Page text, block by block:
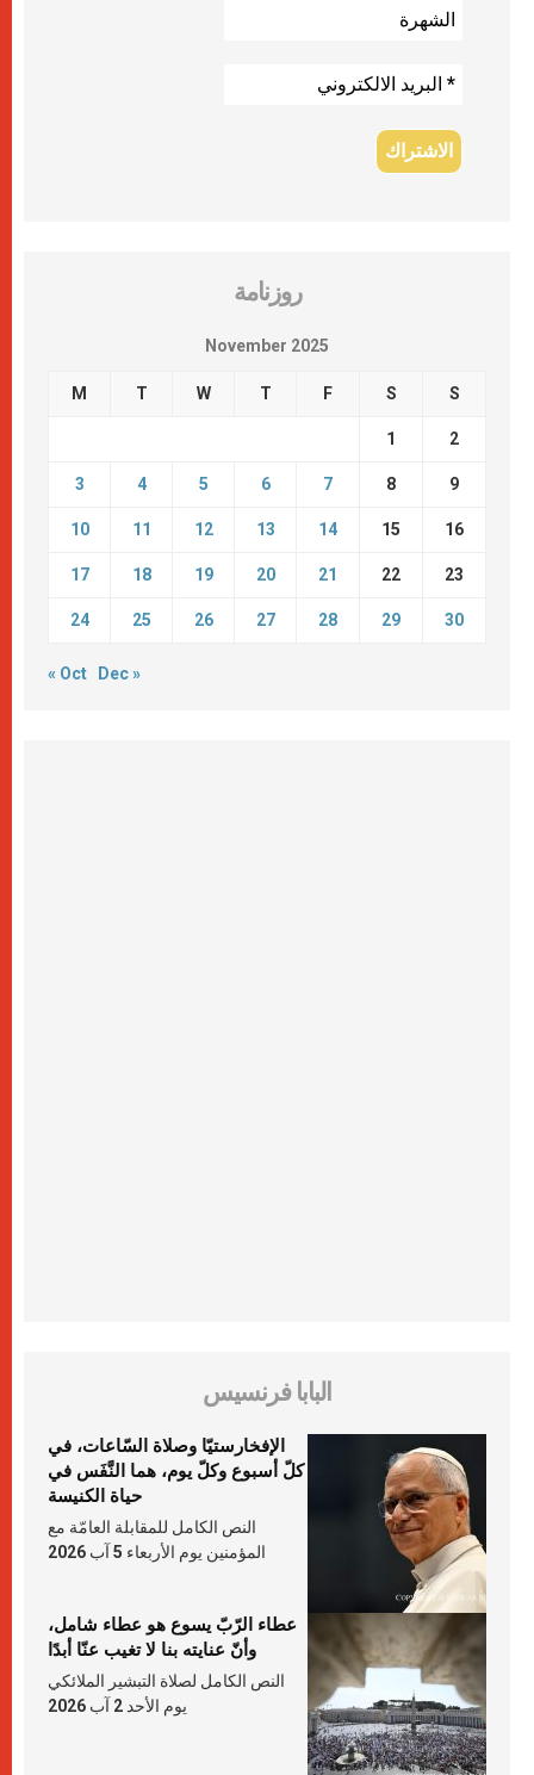
روزنامة
November 2025
M T W T F S S
1 2
3 4 5 6 7 8 9
10 11 12 13 14 15 16
17 18 19 20 21 22 23
24 25 26 27 28 29 30
« Oct Dec »
البابا فرنسيس
الإفخارستيّا وصلاة السّاعات، في
كلّ أسبوع وكلّ يوم، هما النَّفَس في
حياة الكنيسة
النص الكامل للمقابلة العامّة مع
المؤمنين يوم الأربعاء 5 آب 2026
عطاء الرّبّ يسوع هو عطاء شامل،
وأنّ عنايته بنا لا تغيب عنّا أبدًا
النص الكامل لصلاة التبشير الملائكي
يوم الأحد 2 آب 2026